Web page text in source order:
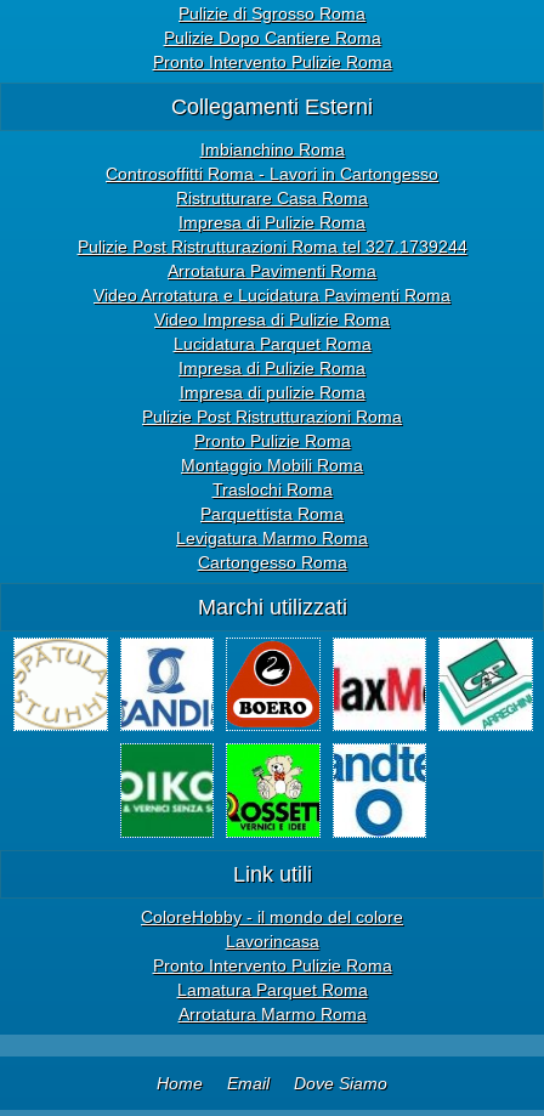
Pulizie di Sgrosso Roma
Pulizie Dopo Cantiere Roma
Pronto Intervento Pulizie Roma
Collegamenti Esterni
Imbianchino Roma
Controsoffitti Roma - Lavori in Cartongesso
Ristrutturare Casa Roma
Impresa di Pulizie Roma
Pulizie Post Ristrutturazioni Roma tel 327.1739244
Arrotatura Pavimenti Roma
Video Arrotatura e Lucidatura Pavimenti Roma
Video Impresa di Pulizie Roma
Lucidatura Parquet Roma
Impresa di Pulizie Roma
Impresa di pulizie Roma
Pulizie Post Ristrutturazioni Roma
Pronto Pulizie Roma
Montaggio Mobili Roma
Traslochi Roma
Parquettista Roma
Levigatura Marmo Roma
Cartongesso Roma
Marchi utilizzati
Link utili
ColoreHobby - il mondo del colore
Lavorincasa
Pronto Intervento Pulizie Roma
Lamatura Parquet Roma
Arrotatura Marmo Roma
Home Email Dove Siamo